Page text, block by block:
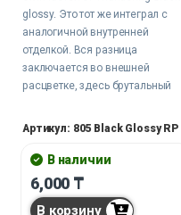
glossy. Это тот же интеграл с
аналогичной внутренней
отделкой. Вся разница
заключается во внешней
расцветке, здесь брутальный
повторяя все изгибы и
Артикул: 805 Black Glossy RP
В наличии
6,000 ₸
В корзину